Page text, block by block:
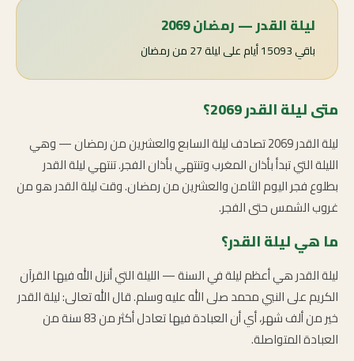
ليلة القدر — رمضان 2069
باقي 15093 أيام على ليلة 27 من رمضان
متى ليلة القدر 2069؟
ليلة القدر 2069 تصادف ليلة السابع والعشرين من رمضان — وهي
الليلة التي تبدأ بأذان المغرب وتنتهي بأذان الفجر. تنتهي ليلة القدر
بطلوع فجر اليوم الثامن والعشرين من رمضان. وقت ليلة القدر هو من
غروب الشمس حتى الفجر.
ما هي ليلة القدر؟
ليلة القدر هي أعظم ليلة في السنة — الليلة التي أنزل الله فيها القرآن
الكريم على النبي محمد صلى الله عليه وسلم. قال الله تعالى: ليلة القدر
خير من ألف شهر، أي أن العبادة فيها تعادل أكثر من 83 سنة من
العبادة المتواصلة.